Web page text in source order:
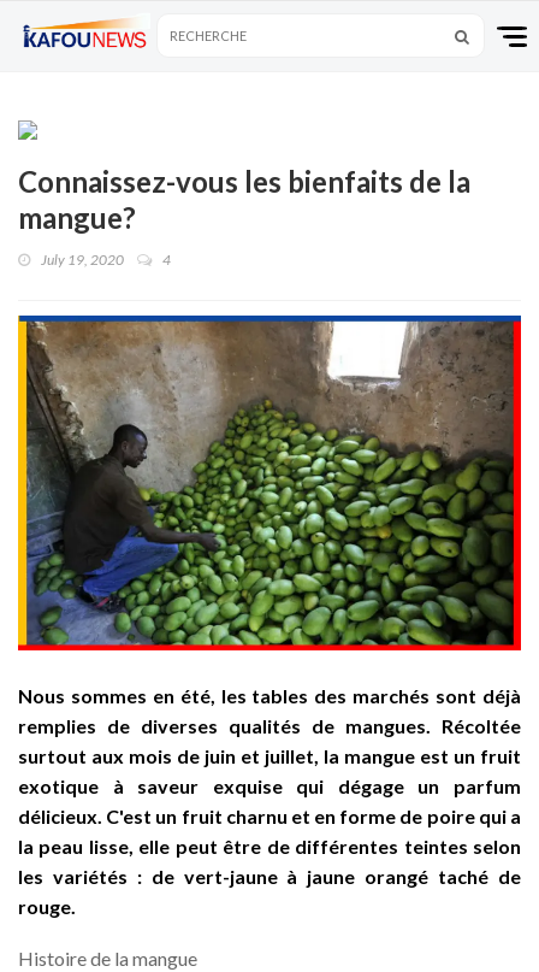
Connaissez-vous les bienfaits de la
mangue?
July 19, 2020 4
Nous sommes en été, les tables des marchés sont déjà
remplies de diverses qualités de mangues. Récoltée
surtout aux mois de juin et juillet, la mangue est un fruit
exotique à saveur exquise qui dégage un parfum
délicieux. C'est un fruit charnu et en forme de poire qui a
la peau lisse, elle peut être de différentes teintes selon
les variétés : de vert-jaune à jaune orangé taché de
rouge.
Histoire de la mangue